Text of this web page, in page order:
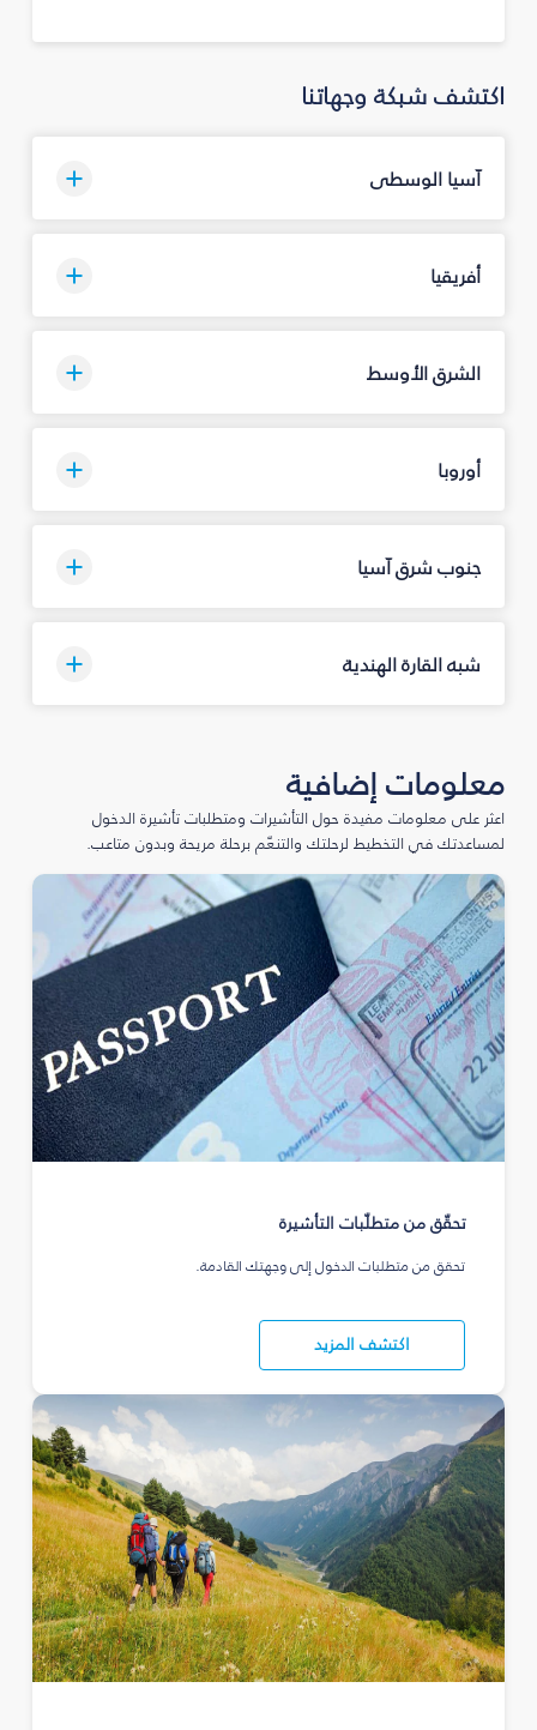
اكتشف شبكة وجهاتنا
آسيا الوسطى
أفريقيا
الشرق الأوسط
أوروبا
جنوب شرق آسيا
شبه القارة الهندية
معلومات إضافية
اعثر على معلومات مفيدة حول التأشيرات ومتطلبات تأشيرة الدخول
لمساعدتك في التخطيط لرحلتك والتنعّم برحلة مريحة وبدون متاعب.
تحقّق من متطلّبات التأشيرة
تحقق من متطلبات الدخول إلى وجهتك القادمة.
اكتشف المزيد